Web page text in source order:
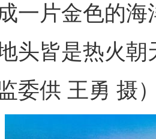
一片金色的
头皆是热火
委供 王勇 摄